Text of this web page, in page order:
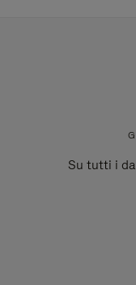
Su tutti i